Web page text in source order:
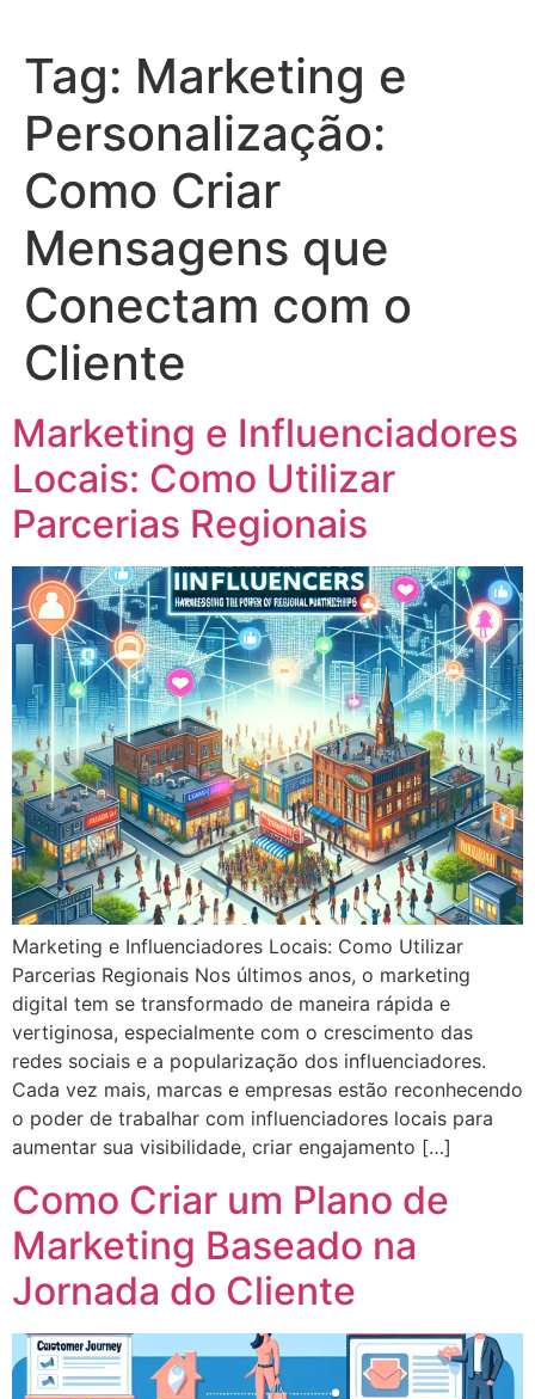
Tag: Marketing e
Personalização:
Como Criar
Mensagens que
Conectam com o
Cliente
Marketing e Influenciadores
Locais: Como Utilizar
Parcerias Regionais
Marketing e Influenciadores Locais: Como Utilizar
Parcerias Regionais Nos últimos anos, o marketing
digital tem se transformado de maneira rápida e
vertiginosa, especialmente com o crescimento das
redes sociais e a popularização dos influenciadores.
Cada vez mais, marcas e empresas estão reconhecendo
o poder de trabalhar com influenciadores locais para
aumentar sua visibilidade, criar engajamento […]
Como Criar um Plano de
Marketing Baseado na
Jornada do Cliente